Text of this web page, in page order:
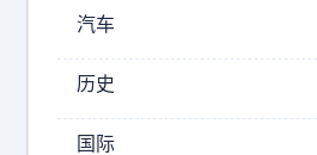
红
军
副
总
指
汽车
历史
国际